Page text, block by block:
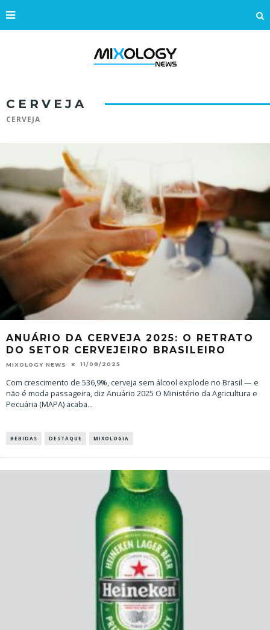
CERVEJA
CERVEJA
ANUÁRIO DA CERVEJA 2025: O RETRATO
DO SETOR CERVEJEIRO BRASILEIRO
MIXOLOGY NEWS 11/08/2025
Com crescimento de 536,9%, cerveja sem álcool explode no Brasil — e
não é moda passageira, diz Anuário 2025 O Ministério da Agricultura e
Pecuária (MAPA) acaba...
BEBIDAS DESTAQUE MIXOLOGIA